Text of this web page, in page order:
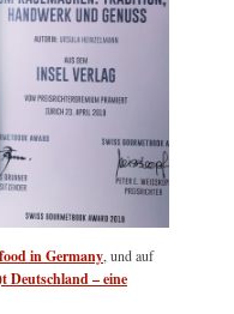
in Germany, und auf
Deutschland – eine